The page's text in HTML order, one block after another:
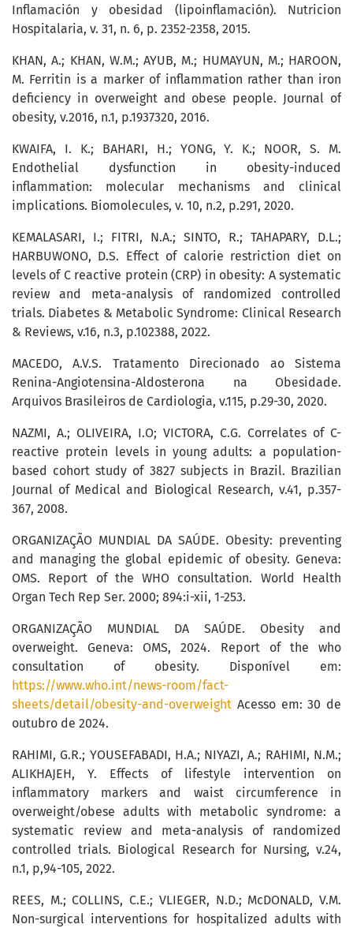
Inflamación y obesidad (lipoinflamación). Nutricion
Hospitalaria, v. 31, n. 6, p. 2352-2358, 2015.
KHAN, A.; KHAN, W.M.; AYUB, M.; HUMAYUN, M.; HAROON,
M. Ferritin is a marker of inflammation rather than iron
deficiency in overweight and obese people. Journal of
obesity, v.2016, n.1, p.1937320, 2016.
KWAIFA, I. K.; BAHARI, H.; YONG, Y. K.; NOOR, S. M.
Endothelial dysfunction in obesity-induced
inflammation: molecular mechanisms and clinical
implications. Biomolecules, v. 10, n.2, p.291, 2020.
KEMALASARI, I.; FITRI, N.A.; SINTO, R.; TAHAPARY, D.L.;
HARBUWONO, D.S. Effect of calorie restriction diet on
levels of C reactive protein (CRP) in obesity: A systematic
review and meta-analysis of randomized controlled
trials. Diabetes & Metabolic Syndrome: Clinical Research
& Reviews, v.16, n.3, p.102388, 2022.
MACEDO, A.V.S. Tratamento Direcionado ao Sistema
Renina-Angiotensina-Aldosterona na Obesidade.
Arquivos Brasileiros de Cardiologia, v.115, p.29-30, 2020.
NAZMI, A.; OLIVEIRA, I.O; VICTORA, C.G. Correlates of C-
reactive protein levels in young adults: a population-
based cohort study of 3827 subjects in Brazil. Brazilian
Journal of Medical and Biological Research, v.41, p.357-
367, 2008.
ORGANIZAÇÃO MUNDIAL DA SAÚDE. Obesity: preventing
and managing the global epidemic of obesity. Geneva:
OMS. Report of the WHO consultation. World Health
Organ Tech Rep Ser. 2000; 894:i-xii, 1-253.
ORGANIZAÇÃO MUNDIAL DA SAÚDE. Obesity and
overweight. Geneva: OMS, 2024. Report of the who
consultation of obesity. Disponível em:
https://www.who.int/news-room/fact-
sheets/detail/obesity-and-overweight Acesso em: 30 de
outubro de 2024.
RAHIMI, G.R.; YOUSEFABADI, H.A.; NIYAZI, A.; RAHIMI, N.M.;
ALIKHAJEH, Y. Effects of lifestyle intervention on
inflammatory markers and waist circumference in
overweight/obese adults with metabolic syndrome: a
systematic review and meta-analysis of randomized
controlled trials. Biological Research for Nursing, v.24,
n.1, p,94-105, 2022.
REES, M.; COLLINS, C.E.; VLIEGER, N.D.; McDONALD, V.M.
Non-surgical interventions for hospitalized adults with